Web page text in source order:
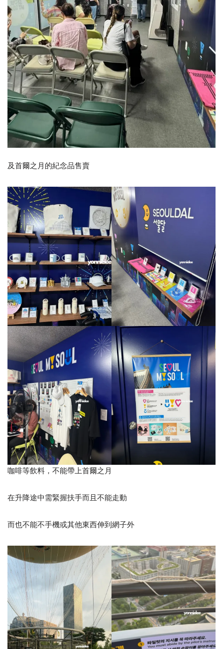
及首爾之月的紀念品售賣
咖啡等飲料，不能帶上首爾之月
在升降途中需緊握扶手而且不能走動
而也不能不手機或其他東西伸到網子外